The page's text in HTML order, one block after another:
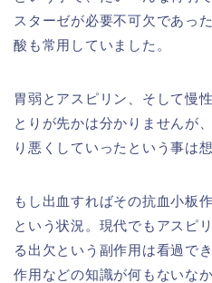
スターゼが必要不可欠であっ
酸も常用していました。
胃弱とアスピリン、そして慢
とりが先かは分かりませんが
り悪くしていったという事は
もし出血すればその抗血小板
という状況。現代でもアスピ
る出欠という副作用は看過で
作用などの知識が何もないな